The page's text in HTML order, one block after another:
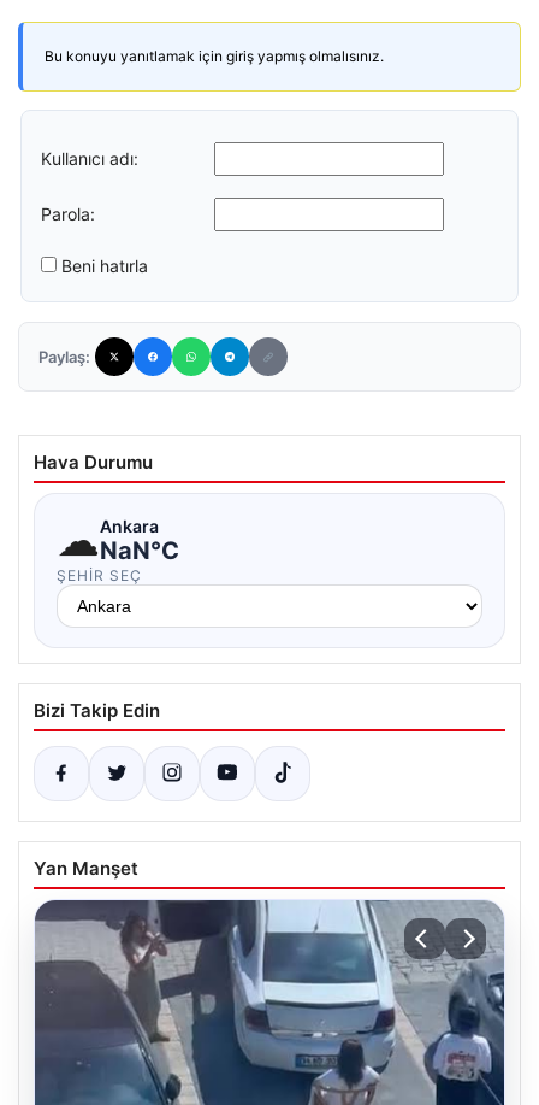
Bu konuyu yanıtlamak için giriş yapmış olmalısınız.
Kullanıcı adı:
Parola:
Beni hatırla
Paylaş:
Hava Durumu
☁Ankara
NaN°C
ŞEHIR SEÇ
Bizi Takip Edin
Yan Manşet